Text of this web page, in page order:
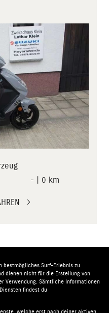
- | 0 km
bestmögliches Surf-Erlebnis zu
dienen nicht für die Erstellung von
Verwendung. Sämtliche Informationen
findest du